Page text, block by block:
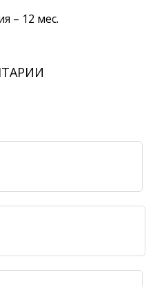
– 12 мес.